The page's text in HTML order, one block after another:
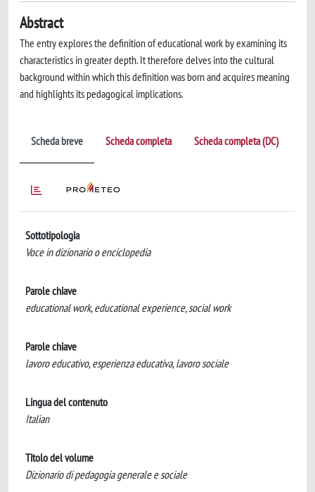
Abstract
The entry explores the definition of educational work by examining its
characteristics in greater depth. It therefore delves into the cultural
background within which this definition was born and acquires meaning
and highlights its pedagogical implications.
Scheda breve Scheda completa Scheda completa (DC)
Sottotipologia
Voce in dizionario o enciclopedia
Parole chiave
educational work, educational experience, social work
Parole chiave
lavoro educativo, esperienza educativa, lavoro sociale
Lingua del contenuto
Italian
Titolo del volume
Dizionario di pedagogia generale e sociale